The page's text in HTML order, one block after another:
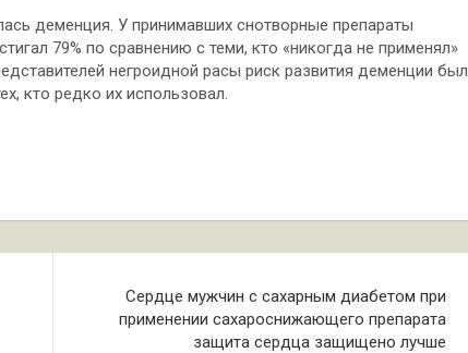
деменция. У принимавших снотворные препараты
79% по сравнению с теми, кто «никогда не применял»
негроидной расы риск развития деменции был
кто редко их использовал.
Сердце мужчин с сахарным диабетом при
применении сахароснижающего препарата
защита сердца защищено лучше